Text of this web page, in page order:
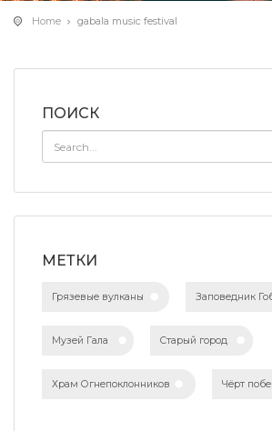
Home gabala music festival
ПОИСК
МЕТКИ
Грязевые вулканы Заповедник
Музей Гала Старый город
Храм Огнепоклонников Чёрт